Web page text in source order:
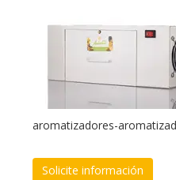
aromatizadores-
Solicite información